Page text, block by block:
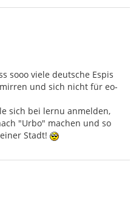
sooo viele deutsche Espis
und sich nicht für eo-
sich bei lernu anmelden,
"Urbo" machen und so
Stadt!